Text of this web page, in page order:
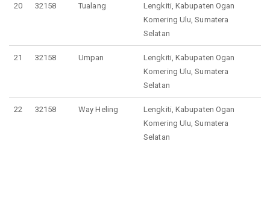
20 32158 Tualang
Lengkiti, Kabupaten Ogan
Komering Ulu, Sumatera
Selatan
21 32158 Umpan
Lengkiti, Kabupaten Ogan
Komering Ulu, Sumatera
Selatan
22 32158 Way Heling
Lengkiti, Kabupaten Ogan
Komering Ulu, Sumatera
Selatan